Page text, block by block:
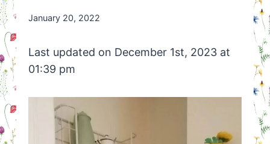
By
January 20, 2022
Last updated on December 1st, 2023 at
01:39 pm